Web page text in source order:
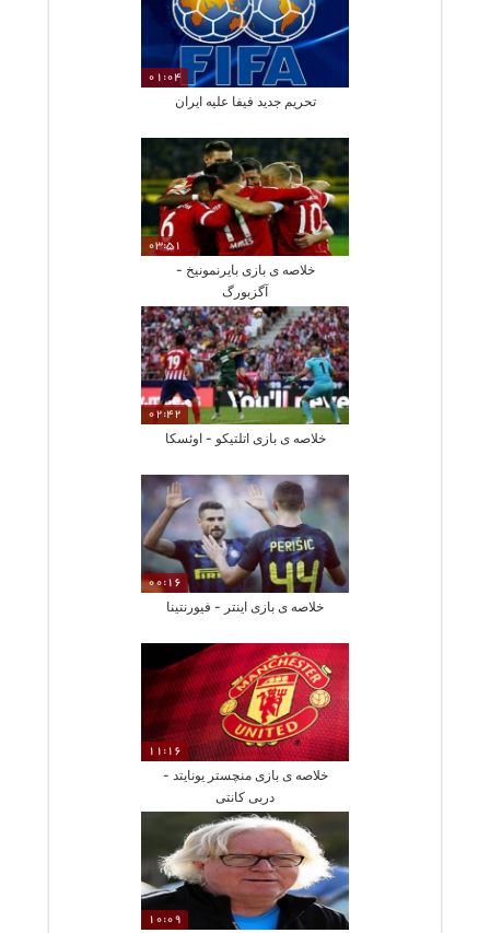
01:04
تحریم جدید فیفا علیه ایران
03:51
خلاصه ی بازی بایرنمونیخ -
آگزبورگ
02:42
خلاصه ی بازی اتلتیکو - اوئسکا
00:16
خلاصه ی بازی اینتر - فیورنتینا
11:16
خلاصه ی بازی منچستر یونایتد -
دربی کانتی
10:09